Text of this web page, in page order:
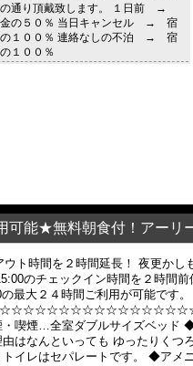
の通り頂戴致します。 １日前 →
金の５０％ 当日キャンセル → 宿
の１００％ 連絡なしの不泊 → 宿
１００％
可能★無料朝食付！アーリ
ウト時間を２時間延長！ 夜更かし
のチェックイン時間を２時間前
最大２４時間ご利用が可能です。
◆
喫煙…全室ダブルサイズベッド
はなんといっても ゆったりくつ
イレはセパレートです。 ◆アメ